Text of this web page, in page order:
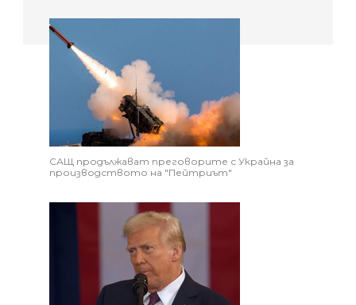
САЩ продължават преговорите с Украйна за
производството на "Пейтриът"